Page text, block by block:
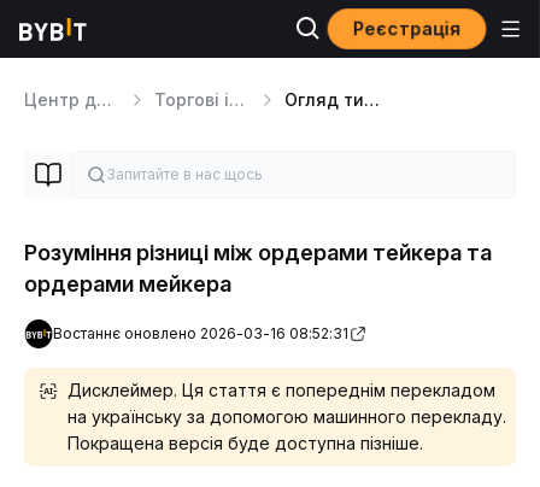
Реєстрація
Центр допомоги Торгові інструменти Огляд типів ордерів
Розуміння різниці між ордерами тейкера та
ордерами мейкера
Востаннє оновлено 2026-03-16 08:52:31
Дисклеймер. Ця стаття є попереднім перекладом
на українську за допомогою машинного перекладу.
Покращена версія буде доступна пізніше.